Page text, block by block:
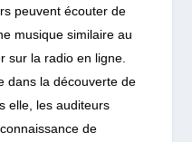
peuvent écouter de
musique similaire au
sur la radio en ligne.
dans la découverte de
elle, les auditeurs
de